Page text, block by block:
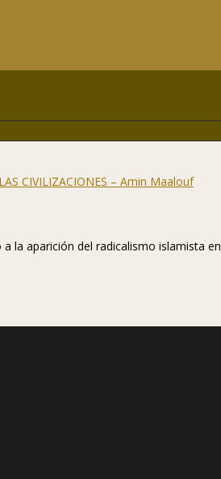
la aparición del radicalismo islamista en